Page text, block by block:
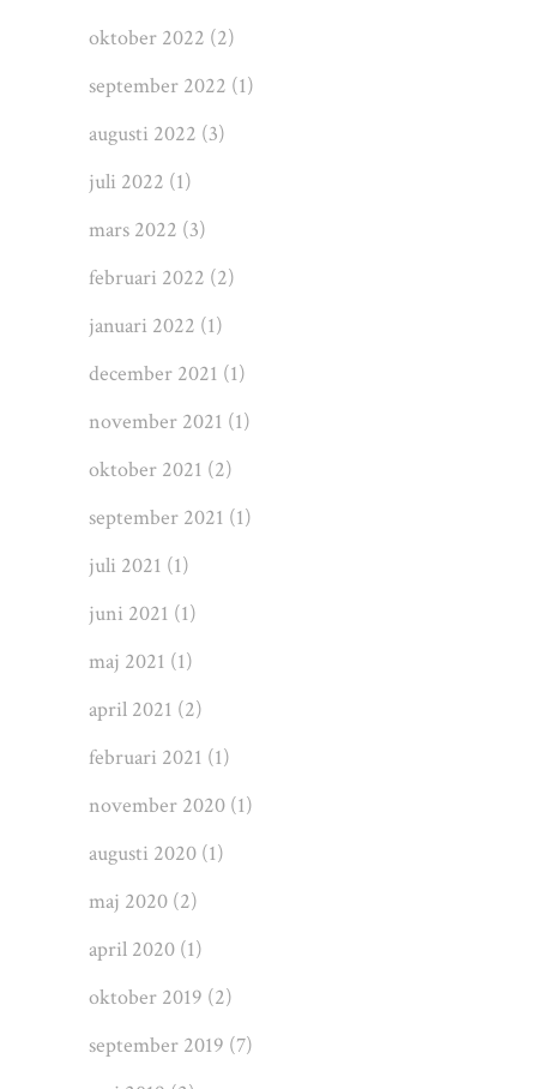
oktober 2022 (2)
september 2022 (1)
augusti 2022 (3)
juli 2022 (1)
mars 2022 (3)
februari 2022 (2)
januari 2022 (1)
december 2021 (1)
november 2021 (1)
oktober 2021 (2)
september 2021 (1)
juli 2021 (1)
juni 2021 (1)
maj 2021 (1)
april 2021 (2)
februari 2021 (1)
november 2020 (1)
augusti 2020 (1)
maj 2020 (2)
april 2020 (1)
oktober 2019 (2)
september 2019 (7)